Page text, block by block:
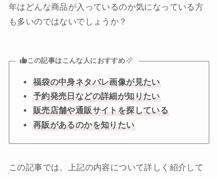
年はどんな商品が入っているのか気になっている方
も多いのではないでしょうか？
この記事はこんな人におすすめ
福袋の中身ネタバレ画像が見たい
予約発売日などの詳細が知りたい
販売店舗や通販サイトを探している
再販があるのかを知りたい
この記事では、上記の内容について詳しく紹介して